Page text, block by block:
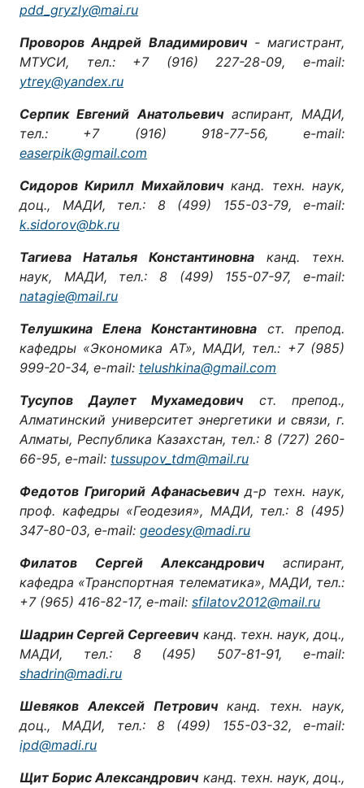
pdd_gryzly@mai.ru
Проворов Андрей Владимирович- магистрант,
МТУСИ, тел.: +7 (916) 227-28-09, e-mail:
ytrey@yandex.ru
Серпик Евгений Анатольевичаспирант, МАДИ,
тел.: +7 (916) 918-77-56, e-mail:
easerpik@gmail.com
Сидоров Кирилл Михайловичканд. техн. наук,
доц., МАДИ, тел.: 8 (499) 155-03-79, e-mail:
k.sidorov@bk.ru
Тагиева Наталья Константиновна канд. техн.
наук, МАДИ, тел.: 8 (499) 155-07-97, e-mail:
natagie@mail.ru
Телушкина Елена Константиновна ст. препод.
кафедры «Экономика АТ», МАДИ, тел.: +7 (985)
999-20-34, e-mail: telushkina@gmail.com
Тусупов Даулет Мухамедовичст. препод.,
Алматинский университет энергетики и связи, г.
Алматы, Республика Казахстан, тел.: 8 (727) 260-
66-95, e-mail: tussupov_tdm@mail.ru
Федотов Григорий Афанасьевичд-р техн. наук,
проф. кафедры «Геодезия», МАДИ, тел.: 8 (495)
347-80-03, e-mail: geodesy@madi.ru
Филатов Сергей Александровичаспирант,
кафедра «Транспортная телематика», МАДИ, тел.:
+7 (965) 416-82-17, e-mail: sfilatov2012@mail.ru
Шадрин Сергей Сергеевичканд. техн. наук, доц.,
МАДИ, тел.: 8 (495) 507-81-91, e-mail:
shadrin@madi.ru
Шевяков Алексей Петровичканд. техн. наук,
доц., МАДИ, тел.: 8 (499) 155-03-32, e-mail:
ipd@madi.ru
Щит Борис Александровичканд. техн. наук, доц.,